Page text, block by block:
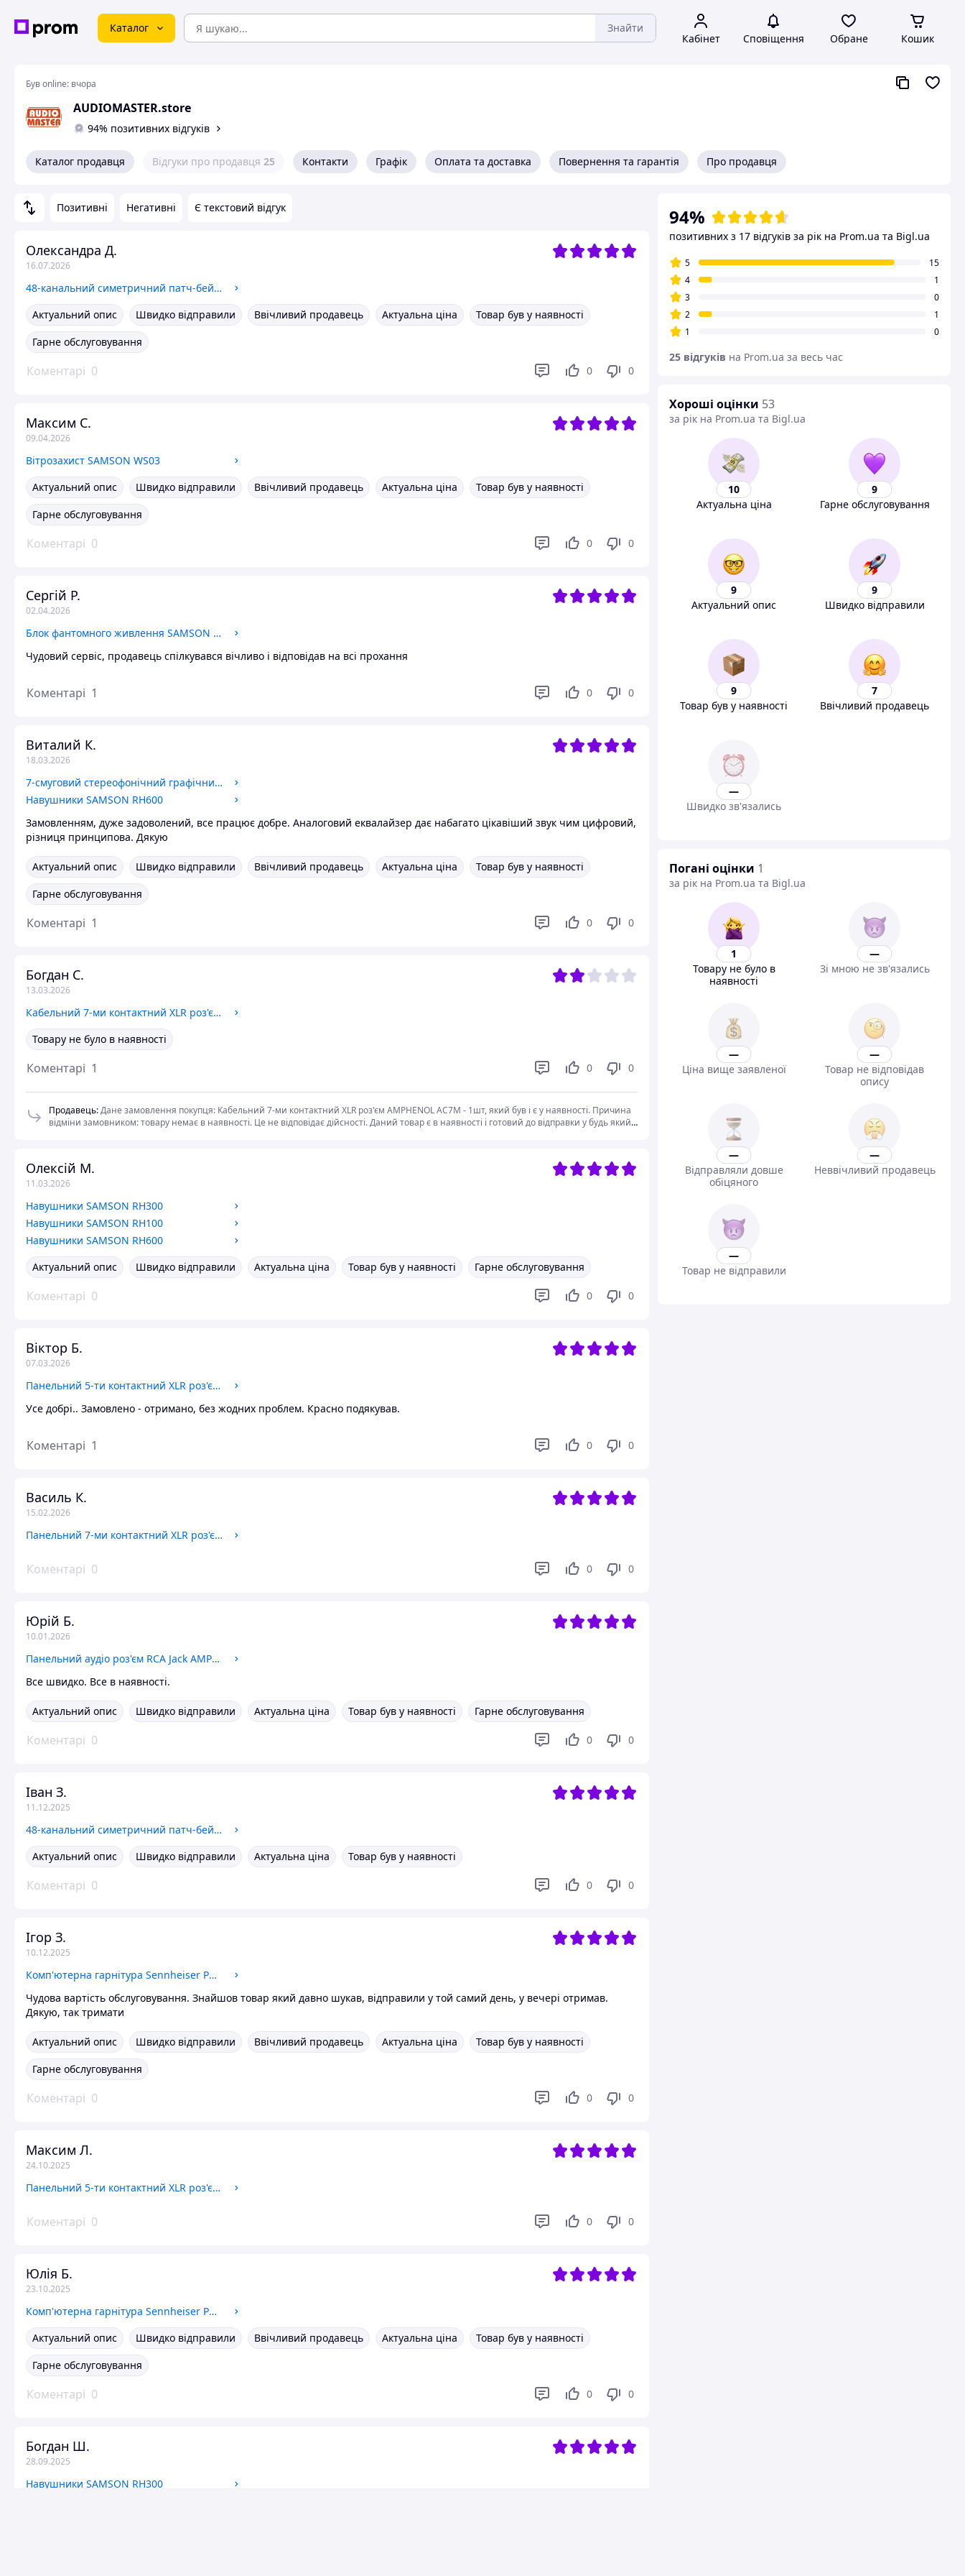
Каталог Знайти
Кабінет Сповіщення Обране Кошик
Був online: вчора
AUDIOMASTER.store
94% позитивних відгуків
Каталог продавця Відгуки про продавця 25 Контакти Графік Оплата та доставка Повернення та гарантія Про продавця
Позитивні Негативні Є текстовий відгук
Олександра Д.
16.07.2026
48-канальний симетричний патч-бей SAMSON S-Patch Plus
Актуальний опис
Швидко відправили Ввічливий продавець Актуальна ціна
Товар був у наявності
Гарне обслуговування
Коментарі 0 0 0
Максим С.
09.04.2026
Вітрозахист SAMSON WS03
Актуальний опис
Швидко відправили Ввічливий продавець Актуальна ціна
Товар був у наявності
Гарне обслуговування
Коментарі 0 0 0
Сергій Р.
02.04.2026
Блок фантомного живлення SAMSON S-phantom
Чудовий сервіс, продавець спілкувався вічливо і відповідав на всі прохання
Коментарі 1 0 0
Виталий К.
18.03.2026
7-смуговий стереофонічний графічний еквалайзер SAMSON S-equalizer
Навушники SAMSON RH600
Замовленням, дуже задоволений, все працює добре. Аналоговий еквалайзер дає набагато цікавіший звук чим цифровий,
різниця принципова. Дякую
Актуальний опис Швидко відправили Ввічливий продавець Актуальна ціна
Товар був у наявності
Гарне обслуговування
Коментарі 1 0 0
Богдан С.
13.03.2026
Кабельний 7-ми контактний XLR роз'єм AMPHENOL AC7M
Товару не було в наявності
Коментарі 1 0 0
Продавець:Дане замовлення покупця: Кабельний 7-ми контактний XLR роз'єм AMPHENOL AC7M - 1шт, який був і є у наявності. Причина
відміни замовником: товару немає в наявності. Це не відповідає дійсності. Даний товар є в наявності і готовий до відправки у будь який
Олексій М.
11.03.2026
Навушники SAMSON RH300
Навушники SAMSON RH100
Навушники SAMSON RH600
Актуальний опис
Швидко відправили Актуальна ціна Товар був у наявності Гарне обслуговування
Коментарі 0 0 0
Віктор Б.
07.03.2026
Панельний 5-ти контактний XLR роз'єм AMPHENOL AC5MDZ
Усе добрі.. Замовлено - отримано, без жодних проблем. Красно подякував.
Коментарі 1 0 0
Василь К.
15.02.2026
Панельний 7-ми контактний XLR роз'єм AMPHENOL AC7MDZ
Коментарі 0 0 0
Юрій Б.
10.01.2026
Панельний аудіо роз'єм RCA Jack AMPHENOL ACJD
Все швидко. Все в наявності.
Актуальний опис Швидко відправили Актуальна ціна Товар був у наявності Гарне обслуговування
Коментарі 0 0 0
Іван З.
11.12.2025
48-канальний симетричний патч-бей SAMSON S-Patch Plus
Актуальний опис
Швидко відправили Актуальна ціна Товар був у наявності
Коментарі 0 0 0
Ігор З.
10.12.2025
Комп'ютерна гарнітура Sennheiser PC 310
Чудова вартість обслуговування. Знайшов товар який давно шукав, відправили у той самий день, у вечері отримав.
Дякую, так тримати
Актуальний опис Швидко відправили Ввічливий продавець Актуальна ціна
Товар був у наявності
Гарне обслуговування
Коментарі 0 0 0
Максим Л.
24.10.2025
Панельний 5-ти контактний XLR роз'єм AMPHENOL AC5MDZ
Коментарі 0 0 0
Юлія Б.
23.10.2025
Комп'ютерна гарнітура Sennheiser PC 3 CHAT
Актуальний опис
Швидко відправили Ввічливий продавець Актуальна ціна
Товар був у наявності
Гарне обслуговування
Коментарі 0 0 0
Богдан Ш.
28.09.2025
Навушники SAMSON RH300
94%
позитивних з 17 відгуків за рік на Prom.ua та Bigl.ua
5
15
4
1
3
0
2
1
1
0
25 відгуків на Prom.ua за весь час
Хороші оцінки 53
за рік на Prom.ua та Bigl.ua
10
Актуальна ціна
9
Гарне обслуговування
9
Актуальний опис
9
Швидко відправили
9
Товар був у наявності
7
Ввічливий продавець
—
Швидко зв'язались
Погані оцінки 1
за рік на Prom.ua та Bigl.ua
1
Товару не було в
наявності
—
Зі мною не зв'язались
—
Ціна вище заявленої
—
Товар не відповідав
опису
—
Відправляли довше
обіцяного
—
Неввічливий продавець
—
Товар не відправили